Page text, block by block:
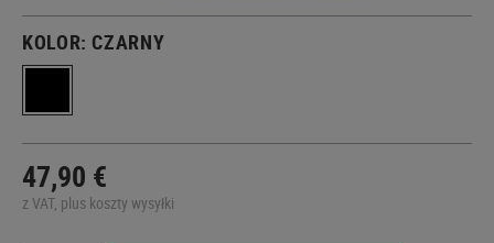
KOLOR: CZARNY
47,90 €
z VAT, plus koszty wysyłki